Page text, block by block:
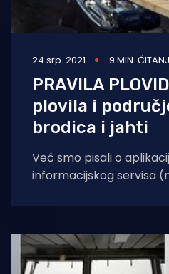
24 srp. 2021 9 MIN.
PRAVILA
plovila i
brodica i jahti
Već smo pisali o
informacijskog servisa
neregularnosti u